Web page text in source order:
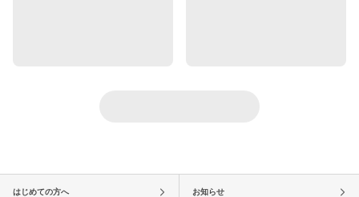
はじめての方へ お知らせ